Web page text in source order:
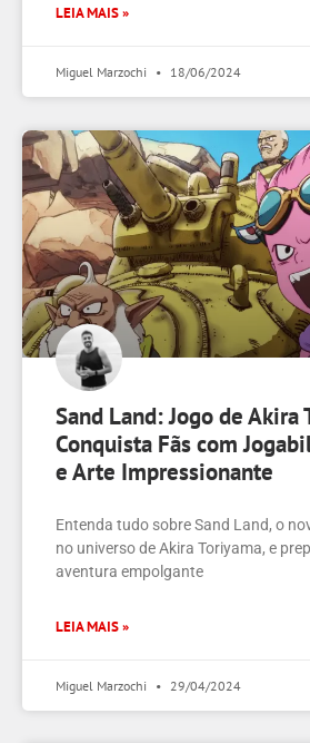
LEIA MAIS »
Miguel Marzochi 18/06/2024
Sand Land: Jogo de Akira
Conquista Fãs com
e Arte Impressionante
Entenda tudo sobre Sand Land, o
no universo de Akira Toriyama, e
aventura empolgante
LEIA MAIS »
Miguel Marzochi 29/04/2024